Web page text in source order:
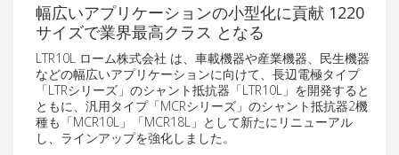
幅広いアプリケーションの小型化に貢献 1220
サイズで業界最高クラス となる
LTR10L ローム株式会社 は、車載機器や産業機器、民生機器
などの幅広いアプリケーションに向けて、長辺電極タイプ
「LTRシリーズ」のシャント抵抗器「LTR10L」を開発すると
ともに、汎用タイプ「MCRシリーズ」のシャント抵抗器2機
種も「MCR10L」「MCR18L」として新たにリニューアル
し、ラインアップを強化しました。